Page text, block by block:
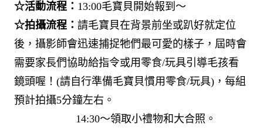
☆活動流程： 13:00毛寶貝開始報到～
☆拍攝流程： 請毛寶貝在背景前坐或趴好就定位
後，攝影師會迅速捕捉牠們最可愛的樣子，屆時會
需要家長們協助給指令或用零食/玩具引導毛孩看
鏡頭喔！(請自行準備毛寶貝慣用零食/玩具)，每組
預計拍攝5分鐘左右。
14:30～領取小禮物和大合照。